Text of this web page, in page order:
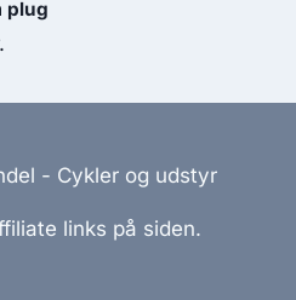
plug
- Cykler og udstyr
links på siden.